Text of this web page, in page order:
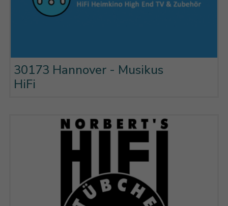
30173 Hannover - Musikus
HiFi